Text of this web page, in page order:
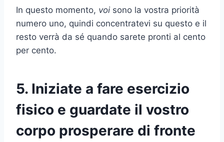
In questo momento, voi sono la vostra priorità
numero uno, quindi concentratevi su questo e il
resto verrà da sé quando sarete pronti al cento
per cento.
5. Iniziate a fare esercizio
fisico e guardate il vostro
corpo prosperare di fronte